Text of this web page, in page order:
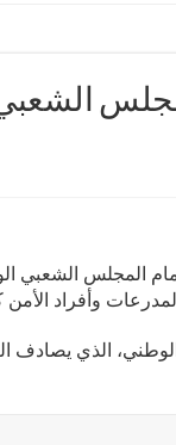
المجلس الشعبي
وأفراد الأمن